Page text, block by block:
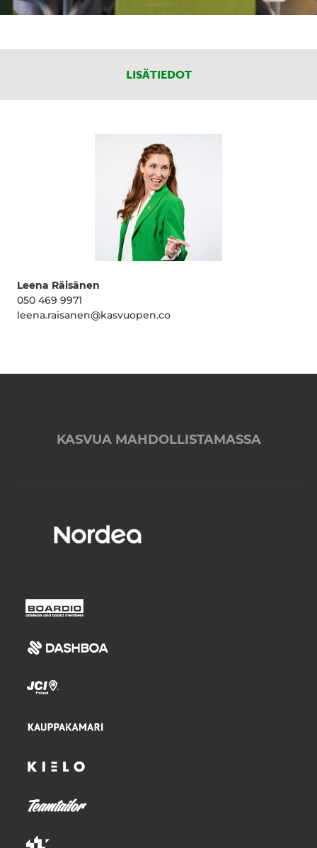
LISÄTIEDOT
Leena Räisänen
050 469 9971
leena.raisanen@kasvuopen.co
KASVUA MAHDOLLISTAMASSA